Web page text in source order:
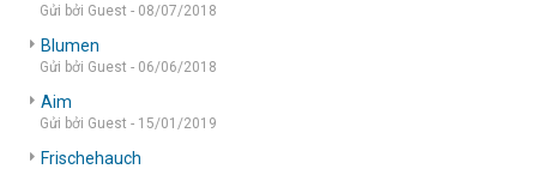
Gửi bởi Guest - 08/07/2018
Blumen
Gửi bởi Guest - 06/06/2018
Aim
Gửi bởi Guest - 15/01/2019
Frischehauch